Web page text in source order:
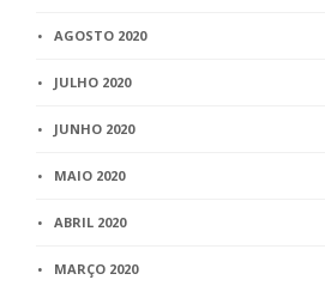
AGOSTO 2020
JULHO 2020
JUNHO 2020
MAIO 2020
ABRIL 2020
MARÇO 2020